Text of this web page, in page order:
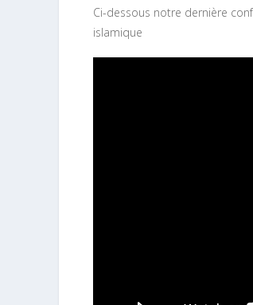
Ci-dessous notre dernière
islamique